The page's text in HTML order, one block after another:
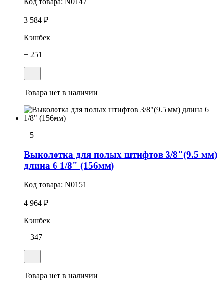
Код товара: N0147
3 584 ₽
Кэшбек
+ 251
Товара нет в наличии
5
Выколотка для полых штифтов 3/8"(9.5 мм)
длина 6 1/8" (156мм)
Код товара: N0151
4 964 ₽
Кэшбек
+ 347
Товара нет в наличии